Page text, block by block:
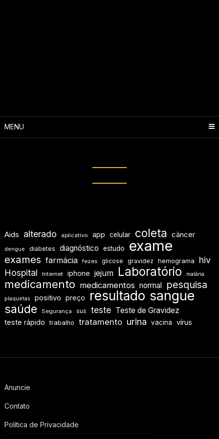
MENU
Aids alterado aplicativo app celular coleta câncer
dengue diabetes diagnóstico estudo exame
exames farmácia fezes glicose gravidez hemograma
hiv
Hospital
Internet iphone jejum Laboratório malária
medicamento medicamentos normal pesquisa
plaquetas positivo preço resultado sangue
saúde Segurança sus teste Teste de Gravidez
teste rápido trabalho tratamento urina vacina vírus
Anuncie
Contato
Política de Privacidade